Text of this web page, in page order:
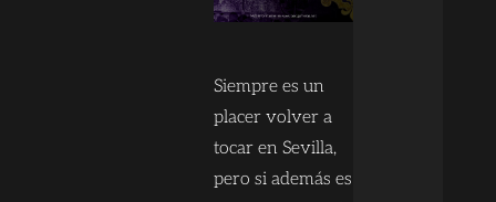
Siempre es un
placer volver a
tocar en Sevilla,
pero si además es